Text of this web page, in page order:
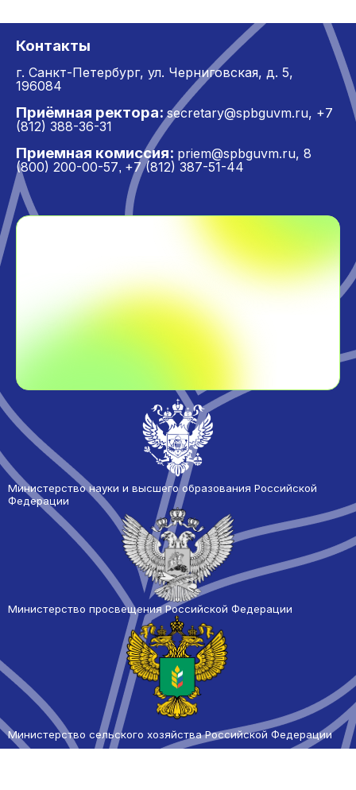
Контакты
г. Санкт-Петербург, ул. Черниговская, д. 5,
196084
Приёмная ректора: secretary@spbguvm.ru, +7
(812) 388-36-31
Приемная комиссия: priem@spbguvm.ru, 8
(800) 200-00-57, +7 (812) 387-51-44
Министерство науки и высшего образования Российской
Федерации
Министерство просвещения Российской Федерации
Министерство сельского хозяйства Российской Федерации